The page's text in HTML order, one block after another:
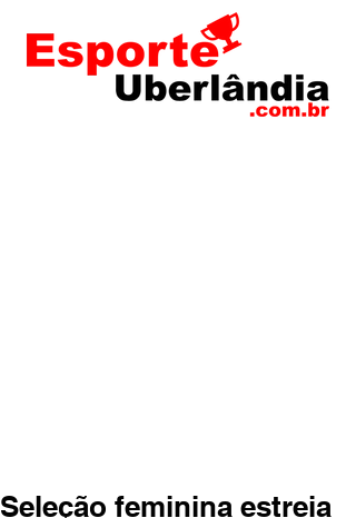
Seleção feminina estreia